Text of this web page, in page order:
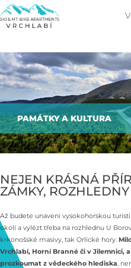
PAMÁTKY A KULTURA
NEJEN KRÁSNÁ
ZÁMKY,
Až budete unavení vysokohorskou
okolí a vylézt třeba na rozhlednu U
krkonošské masivy, tak Orlické hory.
Vrchlabí, Horní Branné či v Jilemnici,
prozkoumat z vědeckého hlediska ,